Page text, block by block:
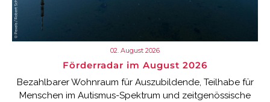
02. August 2026
Förderradar im August 2026
Bezahlbarer Wohnraum für Auszubildende, Teilhabe für
Menschen im Autismus-Spektrum und zeitgenössische